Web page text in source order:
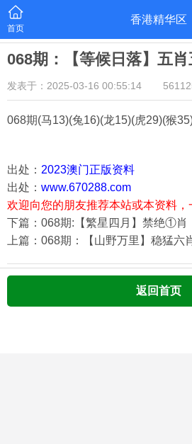
首页
香港精华区
068期：【等候日落】五
发表于：2025-03-16 00:55:14
068期(马13)(兔16)(龙15)(虎29)(猴
出处： 2023澳门正版资料
出处： www.670288.com
欢迎向您的朋友推荐本站或本资料，
下篇：068期:【繁星四月】禁绝①肖
上篇：068期：【山野万里】稳猛六
返回首页